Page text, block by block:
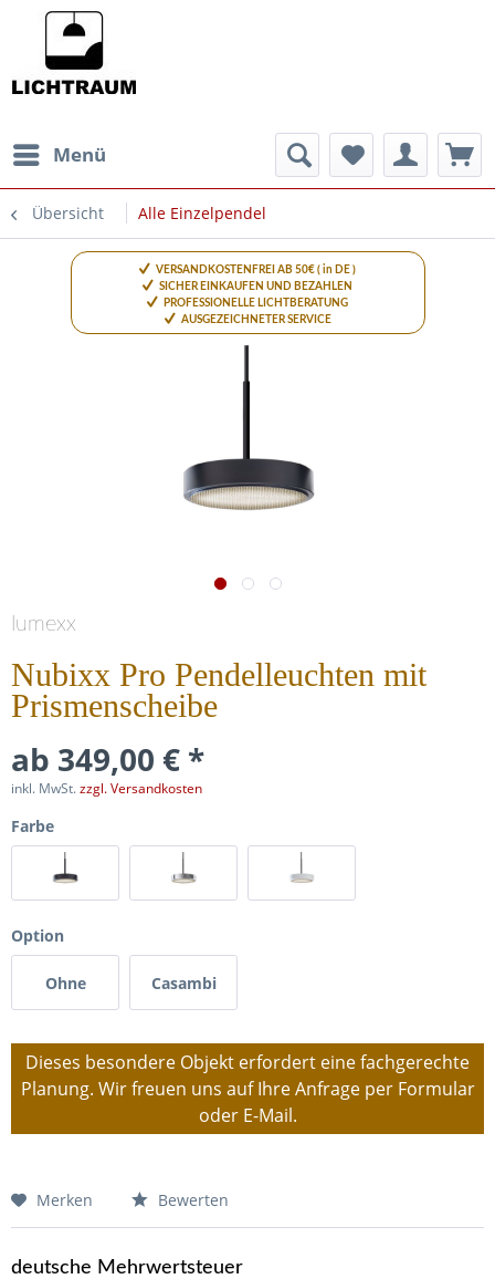
Menü
Übersicht Alle Einzelpendel
VERSANDKOSTENFREI AB 50€ ( in DE )
SICHER EINKAUFEN UND BEZAHLEN
PROFESSIONELLE LICHTBERATUNG
AUSGEZEICHNETER SERVICE
lumexx
Nubixx Pro Pendelleuchten mit
Prismenscheibe
ab 349,00 € *
inkl. MwSt.zzgl. Versandkosten
Farbe
Option
Ohne Casambi
Dieses besondere Objekt erfordert eine fachgerechte
Planung. Wir freuen uns auf Ihre Anfrage per Formular
oder E-Mail.
Merken Bewerten
deutsche Mehrwertsteuer